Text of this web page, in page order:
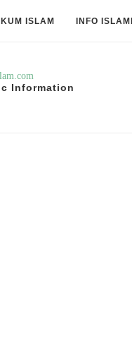
ISLAM INFO ISLAMI
Information